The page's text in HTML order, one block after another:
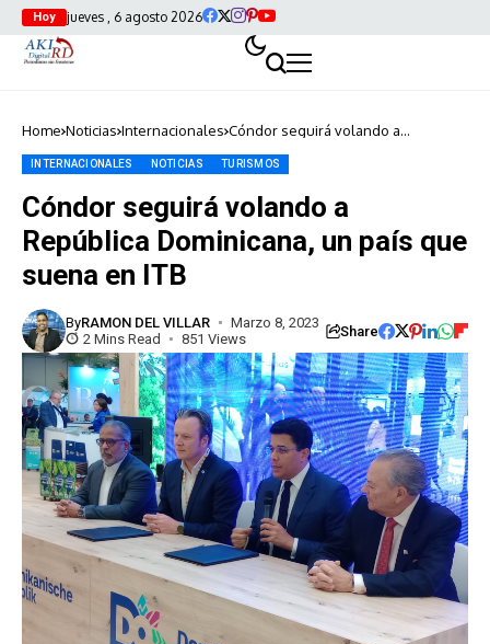
Hoy jueves , 6 agosto 2026
Home Noticias Internacionales Cóndor seguirá volando a
suena en ITB
INTERNACIONALES NOTICIAS TURISMOS
Cóndor seguirá volando a
República Dominicana, un país que
suena en ITB
ByRAMON DEL VILLAR
Marzo 8, 2023
2 Mins Read
851 Views Share